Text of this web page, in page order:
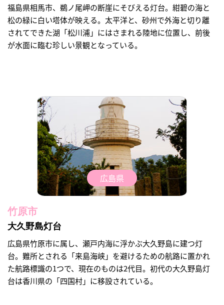
福島県相馬市、鵜ノ尾岬の断崖にそびえる灯台。紺碧の海と
松の緑に白い塔体が映える。太平洋と、砂州で外海と切り離
されてできた湖「松川浦」にはさまれる陸地に位置し、前後
が水面に臨む珍しい景観となっている。
広島県
竹原市
大久野島灯台
広島県竹原市に属し、瀬戸内海に浮かぶ大久野島に建つ灯
台。難所とされる「来島海峡」を避けるための航路に置かれ
た航路標識の1つで、現在のものは2代目。初代の大久野島灯
台は香川県の「四国村」に移設されている。